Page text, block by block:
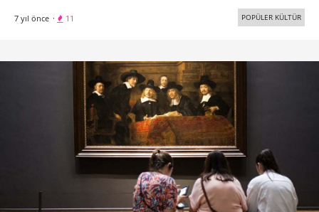
7 yıl önce · 11 POPÜLER KÜLTÜR